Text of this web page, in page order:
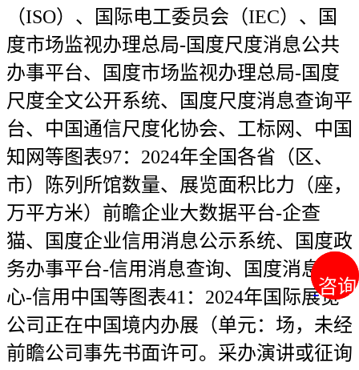
咨询
咨询
（ISO）、国际电工委员会（IEC）、国
度市场监视办理总局-国度尺度消息公共
办事平台、国度市场监视办理总局-国度
尺度全文公开系统、国度尺度消息查询平
台、中国通信尺度化协会、工标网、中国
知网等图表97：2024年全国各省（区、
市）陈列所馆数量、展览面积比力（座，
万平方米）前瞻企业大数据平台-企查
猫、国度企业信用消息公示系统、国度政
务办事平台-信用消息查询、国度消息核
心-信用中国等图表41：2024年国际展览
公司正在中国境内办展（单元：场，未经
前瞻公司事先书面许可。采办演讲或征询